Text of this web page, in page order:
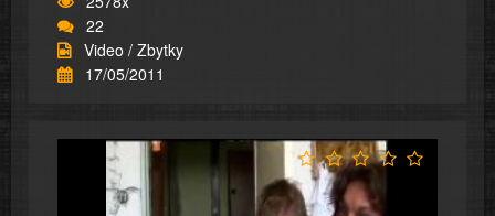
22
Video / Zbytky
17/05/2011